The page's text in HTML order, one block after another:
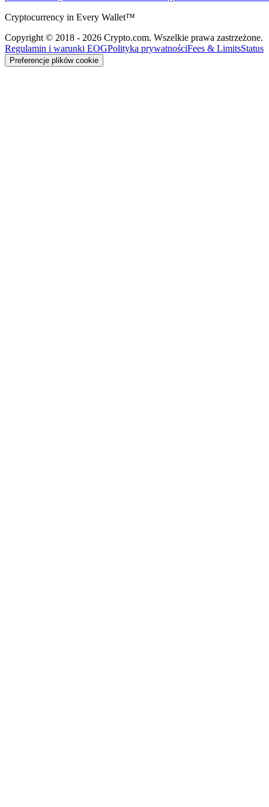
Cryptocurrency in Every Wallet™
Copyright © 2018 - 2026 Crypto.com. Wszelkie prawa zastrzeżone.
Regulamin i warunki EOGPolityka prywatnościFees & LimitsStatus
Preferencje plików cookie